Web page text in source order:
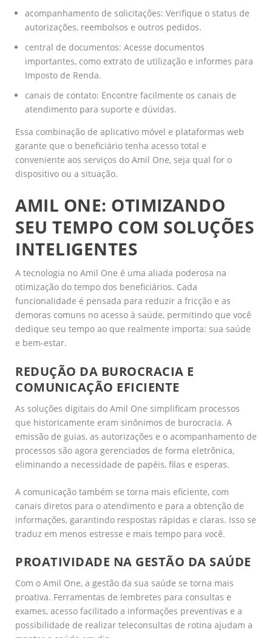
acompanhamento de solicitações: Verifique o status de
autorizações, reembolsos e outros pedidos.
central de documentos: Acesse documentos
importantes, como extrato de utilização e informes para
Imposto de Renda.
canais de contato: Encontre facilmente os canais de
atendimento para suporte e dúvidas.
Essa combinação de aplicativo móvel e plataformas web
garante que o beneficiário tenha acesso total e
conveniente aos serviços do Amil One, seja qual for o
dispositivo ou a situação.
AMIL ONE: OTIMIZANDO
SEU TEMPO COM SOLUÇÕES
INTELIGENTES
A tecnologia no Amil One é uma aliada poderosa na
otimização do tempo dos beneficiários. Cada
funcionalidade é pensada para reduzir a fricção e as
demoras comuns no acesso à saúde, permitindo que você
dedique seu tempo ao que realmente importa: sua saúde
e bem-estar.
REDUÇÃO DA BUROCRACIA E
COMUNICAÇÃO EFICIENTE
As soluções digitais do Amil One simplificam processos
que historicamente eram sinônimos de burocracia. A
emissão de guias, as autorizações e o acompanhamento de
processos são agora gerenciados de forma eletrônica,
eliminando a necessidade de papéis, filas e esperas.
A comunicação também se torna mais eficiente, com
canais diretos para o atendimento e para a obtenção de
informações, garantindo respostas rápidas e claras. Isso se
traduz em menos estresse e mais tempo para você.
PROATIVIDADE NA GESTÃO DA SAÚDE
Com o Amil One, a gestão da sua saúde se torna mais
proativa. Ferramentas de lembretes para consultas e
exames, acesso facilitado a informações preventivas e a
possibilidade de realizar teleconsultas de rotina ajudam a